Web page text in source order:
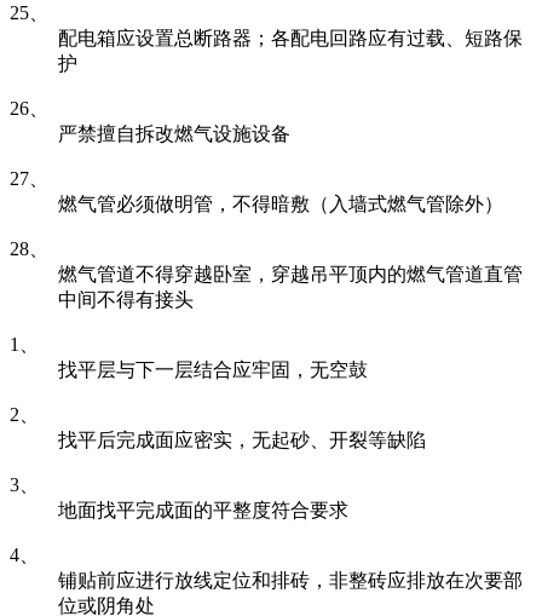
25、
配电箱应设置总断路器；各配电回路应有过载、短路保
护
26、
严禁擅自拆改燃气设施设备
27、
燃气管必须做明管，不得暗敷（入墙式燃气管除外）
28、
燃气管道不得穿越卧室，穿越吊平顶内的燃气管道直管
中间不得有接头
1、
找平层与下一层结合应牢固，无空鼓
2、
找平后完成面应密实，无起砂、开裂等缺陷
3、
地面找平完成面的平整度符合要求
4、
铺贴前应进行放线定位和排砖，非整砖应排放在次要部
位或阴角处